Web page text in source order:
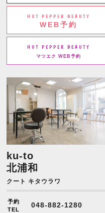
HOT PEPPER BEAUTY
WEB予約
HOT PEPPER BEAUTY
マツエク WEB予約
ku-to
北浦和
クート キタウラワ
予約
TEL
048-882-1280